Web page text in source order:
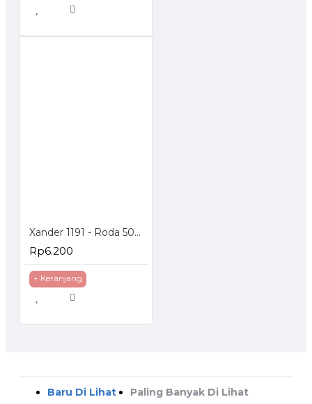
Xander 1191 - Roda 50mm Hidup - Poliurethane - 2 inch
Rp6.200
+ Keranjang
Baru Di Lihat Paling Banyak Di Lihat